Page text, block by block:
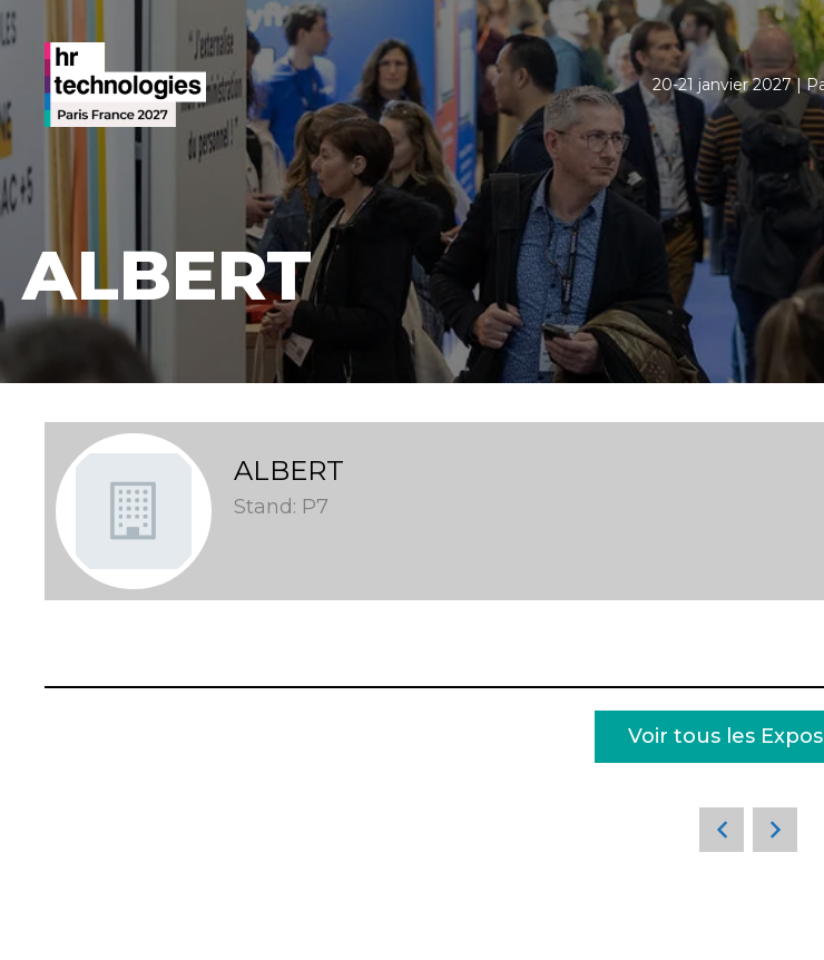
20-21 janvier 2027 |
ALBERT
ALBERT
Stand: P7
Voir tous les